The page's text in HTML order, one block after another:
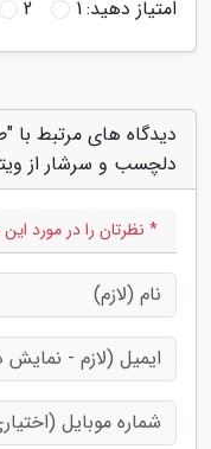
امتیاز دهید:1
2
دیدگاه های مرتبط با
دلچسب و سرشار از
* نظرتان را در مورد این